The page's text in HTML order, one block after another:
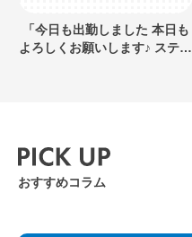
「今日も出勤しました 本日も
よろしくお願いします♪ ステキ
おすすめコラム